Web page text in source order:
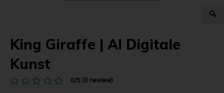
King Giraffe | AI Digitale
Kunst
0/5 (0 review)